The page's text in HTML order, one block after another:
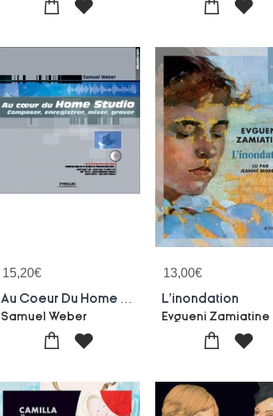
15,20€
Samuel Weber
13,00€
L'inondation
Evgueni Zamiatine